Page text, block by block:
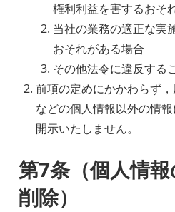
権利利益を害するおそ
当社の業務の適正な実
おそれがある場合
その他法令に違反する
前項の定めにかかわらず
などの個人情報以外の情
開示いたしません。
第7条（個人情
削除）